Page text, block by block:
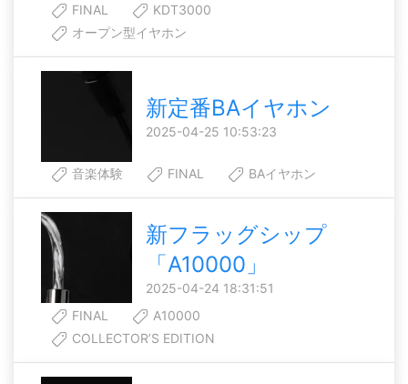
FINAL
KDT3000
オープン型イヤホン
新定番BAイヤホン
2025-04-25 10:53:23
音楽体験 FINAL BAイヤホン
新フラッグシップ
「A10000」
2025-04-24 18:31:51
FINAL
A10000
COLLECTOR’S EDITION